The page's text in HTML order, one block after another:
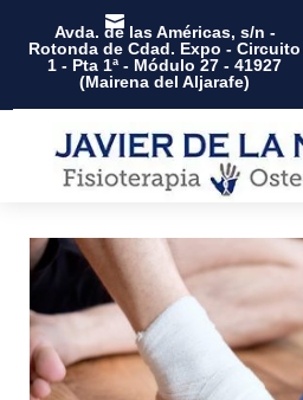
Avda. de las Américas, s/n -
Rotonda de Cdad. Expo - Circuito
1 - Pta 1ª - Módulo 27 - 41927
(Mairena del Aljarafe)
